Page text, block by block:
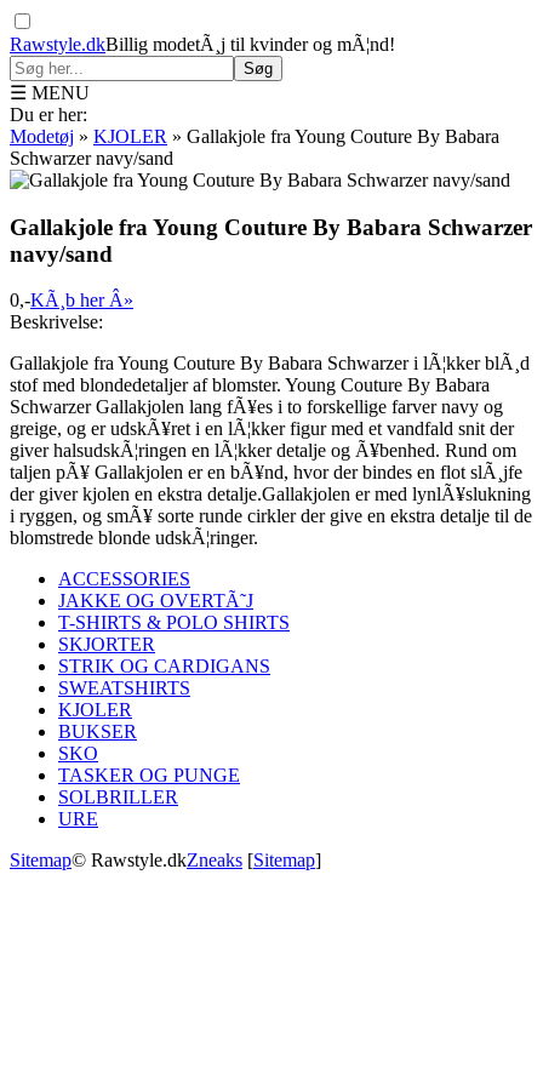
Rawstyle.dkBillig modetÃ¸j til kvinder og mÃ¦nd!
Søg
☰ MENU
Du er her:
Modetøj » KJOLER » Gallakjole fra Young Couture By Babara
Schwarzer navy/sand
Gallakjole fra Young Couture By Babara Schwarzer
navy/sand
0,-KÃ¸b her Â»
Beskrivelse:
Gallakjole fra Young Couture By Babara Schwarzer i lÃ¦kker blÃ¸d
stof med blondedetaljer af blomster. Young Couture By Babara
Schwarzer Gallakjolen lang fÃ¥es i to forskellige farver navy og
greige, og er udskÃ¥ret i en lÃ¦kker figur med et vandfald snit der
giver halsudskÃ¦ringen en lÃ¦kker detalje og Ã¥benhed. Rund om
taljen pÃ¥ Gallakjolen er en bÃ¥nd, hvor der bindes en flot slÃ¸jfe
der giver kjolen en ekstra detalje.Gallakjolen er med lynlÃ¥slukning
i ryggen, og smÃ¥ sorte runde cirkler der give en ekstra detalje til de
blomstrede blonde udskÃ¦ringer.
ACCESSORIES
JAKKE OG OVERTÃ˜J
T-SHIRTS & POLO SHIRTS
SKJORTER
STRIK OG CARDIGANS
SWEATSHIRTS
KJOLER
BUKSER
SKO
TASKER OG PUNGE
SOLBRILLER
URE
Sitemap© Rawstyle.dkZneaks [Sitemap]